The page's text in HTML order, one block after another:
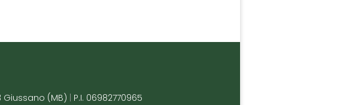
Giussano (MB)
P.I. 06982770965